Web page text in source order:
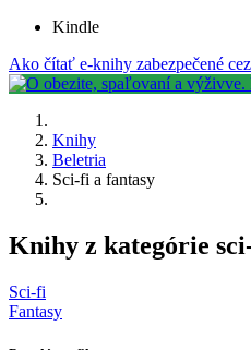
Kindle
Ako čítať e-knihy zabezpečené
Knihy
Beletria
Sci-fi a fantasy
Knihy z kategórie
Sci-fi
Fantasy